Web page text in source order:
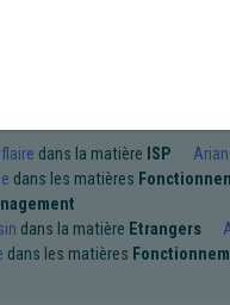
associés au terme que
dans la matière ISP
dans les matières
dans la matière Etrangers
dans les matières